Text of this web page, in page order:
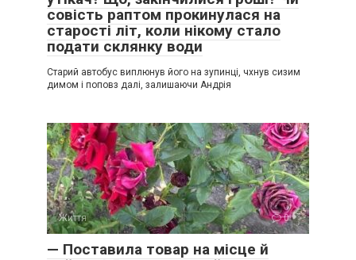
совість раптом прокинулася на
старості літ, коли нікому стало
подати склянку води
Старий автобус виплюнув його на зупинці, чхнув сизим
димом і поповз далі, залишаючи Андрія
Життя 0
— Поставила товар на місце й